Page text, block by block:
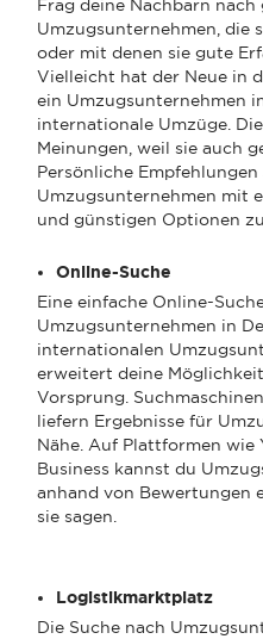
Frag deine Nachbarn nach
Umzugsunternehmen, die
oder mit denen sie gute
Vielleicht hat der Neue in
ein Umzugsunternehmen
internationale Umzüge.
Meinungen, weil sie auch
Persönliche
Umzugsunternehmen mit
und günstigen Optionen
Online-Suche
Eine einfache Online-
Umzugsunternehmen in
internationalen
erweitert deine
Vorsprung.
liefern Ergebnisse für
Nähe. Auf Plattformen wie
Business kannst du
anhand von Bewertungen
sie sagen.
Logistikmarktplatz
Die Suche nach